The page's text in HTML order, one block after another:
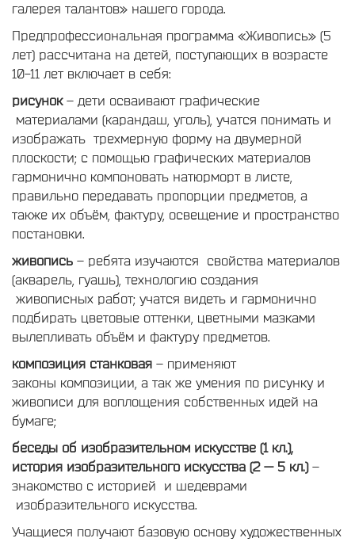
галерея талантов» нашего города.
Предпрофессиональная программа «Живопись» (5
лет) рассчитана на детей, поступающих в возрасте
10-11 лет включает в себя:
рисунок– дети осваивают графические
материалами (карандаш, уголь), учатся понимать и
изображать трехмерную форму на двумерной
плоскости; с помощью графических материалов
гармонично компоновать натюрморт в листе,
правильно передавать пропорции предметов, а
также их объём, фактуру, освещение и пространство
постановки.
живопись – ребята изучаются свойства материалов
(акварель, гуашь), технологию создания
живописных работ; учатся видеть и гармонично
подбирать цветовые оттенки, цветными мазками
вылепливать объём и фактуру предметов.
композиция станковая – применяют
законы композиции, а так же умения по рисунку и
живописи для воплощения собственных идей на
бумаге;
беседы об изобразительном искусстве (1 кл.),
история изобразительного искусства (2 — 5 кл.)–
знакомство с историей и шедеврами
изобразительного искусства.
Учащиеся получают базовую основу художественных